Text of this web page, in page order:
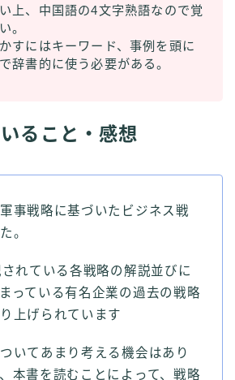
上、中国語の4文字熟語なので覚
。
すにはキーワード、事例を頭に
辞書的に使う必要がある。
ること・感想
事戦略に基づいたビジネス戦
。
れている各戦略の解説並びに
っている有名企業の過去の戦略
上げられています
いてあまり考える機会はあり
本書を読むことによって、戦略